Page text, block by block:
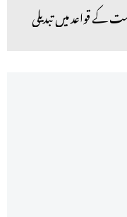
کے قواعد میں تبدیلی